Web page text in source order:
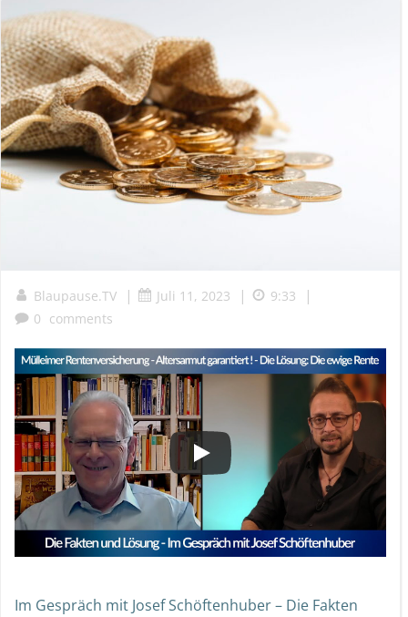
Blaupause.TV | Juli 11, 2023 | 9:33 |
0 comments
Im Gespräch mit Josef Schöftenhuber – Die Fakten